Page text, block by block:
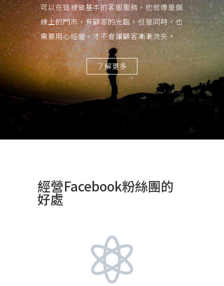
可以在這裡做基本的客服服務，他就像是個
線上的門市，有顧客的光臨，但是同時，也
需要用心經營，才不會讓顧客漸漸流失。
了解更多
經營Facebook粉絲團的
好處
